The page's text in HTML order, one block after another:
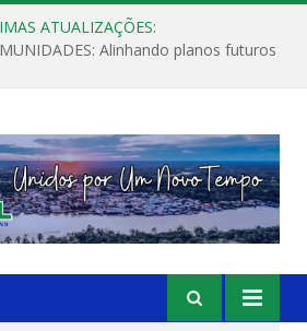
ATUALIZAÇÕES:
Alinhando planos futuros